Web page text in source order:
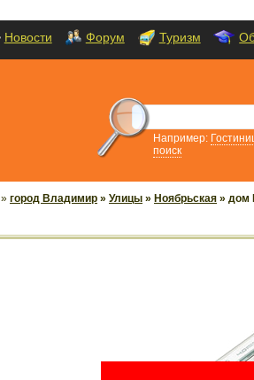
Новости Форум Туризм
Например:
поиск
» город Владимир » Улицы » Ноябрьская » дом